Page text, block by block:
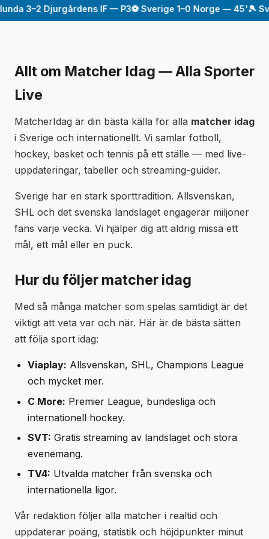
3–2 Djurgårdens IF — P3 ⚽ Sverige 1–0 Norge — 45'🎾
Allt om Matcher Idag — Alla Sporter
Live
MatcherIdag är din bästa källa för alla matcher idag
i Sverige och internationellt. Vi samlar fotboll,
hockey, basket och tennis på ett ställe — med live-
uppdateringar, tabeller och streaming-guider.
Sverige har en stark sporttradition. Allsvenskan,
SHL och det svenska landslaget engagerar miljoner
fans varje vecka. Vi hjälper dig att aldrig missa ett
mål, ett mål eller en puck.
Hur du följer matcher idag
Med så många matcher som spelas samtidigt är det
viktigt att veta var och när. Här är de bästa sätten
att följa sport idag:
Viaplay: Allsvenskan, SHL, Champions League
och mycket mer.
C More: Premier League, bundesliga och
internationell hockey.
SVT: Gratis streaming av landslaget och stora
evenemang.
TV4: Utvalda matcher från svenska och
internationella ligor.
Vår redaktion följer alla matcher i realtid och
uppdaterar poäng, statistik och höjdpunkter minut